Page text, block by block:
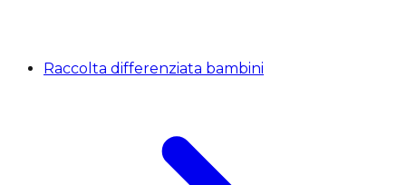
Raccolta differenziata bambini